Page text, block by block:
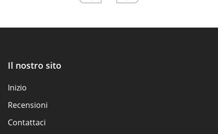
Il nostro sito
Inizio
Recensioni
Contattaci